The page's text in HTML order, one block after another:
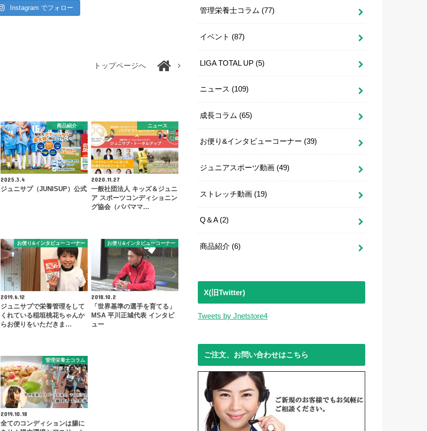
Instagram でフォロー
トップページへ
商品紹介
2025.3.4
ジュニサプ（JUNISUP）公式
ニュース
2020.11.27
一般社団法人 キッズ＆ジュニ
ア スポーツコンディショニン
グ協会（パパママ…
お便り&インタビューコーナー
2019.6.12
ジュニサプで栄養管理をして
くれている稲垣桃花ちゃんか
らお便りをいただきま…
お便り&インタビューコーナー
2018.10.2
「世界基準の選手を育てる」
MSA 平川正城代表 インタビ
ュー
管理栄養士コラム
2019.10.18
全てのコンディションは腸に
管理栄養士コラム (77)
イベント (87)
LIGA TOTAL UP (5)
ニュース (109)
成長コラム (65)
お便り&インタビューコーナー (39)
ジュニアスポーツ動画 (49)
ストレッチ動画 (19)
Q＆A (2)
商品紹介 (6)
X(旧Twitter)
Tweets by Jnetstore4
ご注文、お問い合わせはこちら